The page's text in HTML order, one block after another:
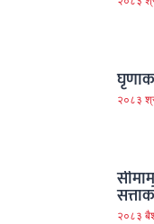
२०८३
२०८३